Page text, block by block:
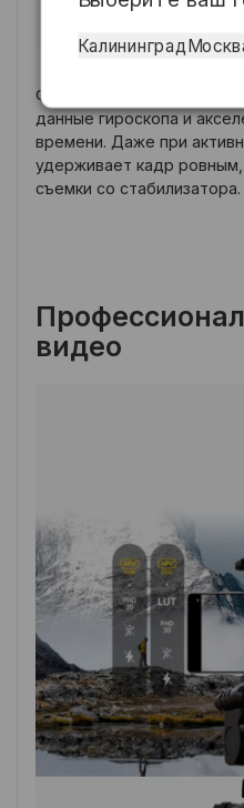
Функция горизонтальной
данные гироскопа и
времени. Даже при
удерживает кадр
съемки со стабилизатора.
видео
Калининград